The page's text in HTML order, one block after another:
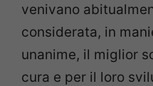
venivano
considerata, in
unanime, il miglior
cura e per il loro